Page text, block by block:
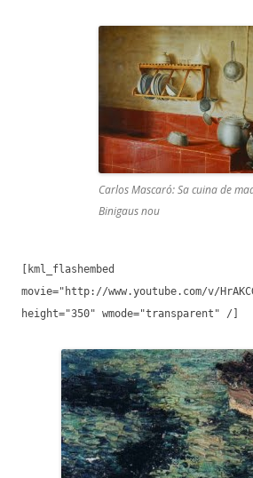
Carlos Mascaró: Sa cuina de
Binigaus nou
[kml_flashembed
movie="http://www.youtube.com/v/
height="350" wmode="transparent" /]